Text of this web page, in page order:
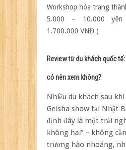
Workshop hóa trang
5.000 – 10.000
1.700.000 VNĐ )
Review từ du khách quốc
có nên xem không?
Nhiều du khách sau
Geisha show tại Nhật
định đây là một trải
không hai” – không
trương hào nhoáng,